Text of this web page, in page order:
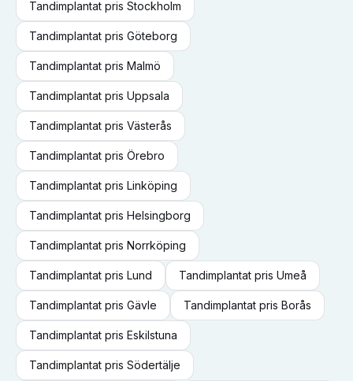
Tandimplantat pris Stockholm
Tandimplantat pris Göteborg
Tandimplantat pris Malmö
Tandimplantat pris Uppsala
Tandimplantat pris Västerås
Tandimplantat pris Örebro
Tandimplantat pris Linköping
Tandimplantat pris Helsingborg
Tandimplantat pris Norrköping
Tandimplantat pris Lund Tandimplantat pris Umeå
Tandimplantat pris Gävle Tandimplantat pris Borås
Tandimplantat pris Eskilstuna
Tandimplantat pris Södertälje